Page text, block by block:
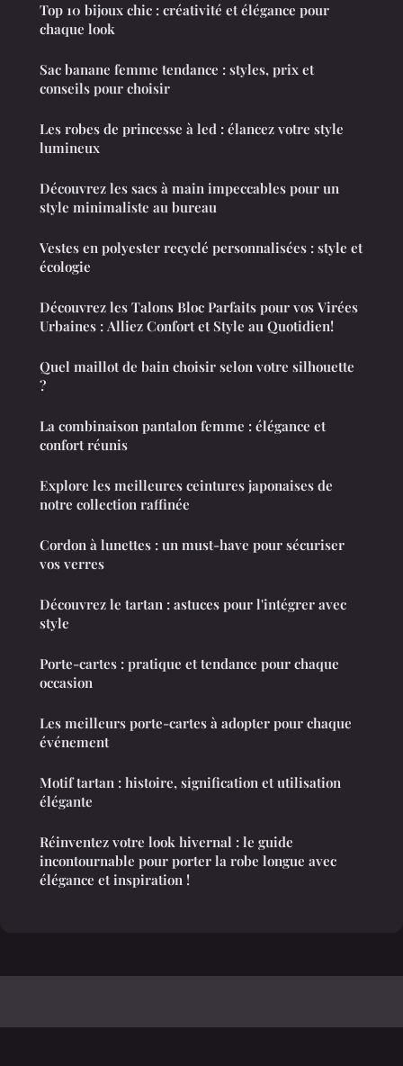
Top 10 bijoux chic : créativité et élégance pour
chaque look
Sac banane femme tendance : styles, prix et
conseils pour choisir
Les robes de princesse à led : élancez votre style
lumineux
Découvrez les sacs à main impeccables pour un
style minimaliste au bureau
Vestes en polyester recyclé personnalisées : style et
écologie
Découvrez les Talons Bloc Parfaits pour vos Virées
Urbaines : Alliez Confort et Style au Quotidien!
Quel maillot de bain choisir selon votre silhouette
?
La combinaison pantalon femme : élégance et
confort réunis
Explore les meilleures ceintures japonaises de
notre collection raffinée
Cordon à lunettes : un must-have pour sécuriser
vos verres
Découvrez le tartan : astuces pour l'intégrer avec
style
Porte-cartes : pratique et tendance pour chaque
occasion
Les meilleurs porte-cartes à adopter pour chaque
événement
Motif tartan : histoire, signification et utilisation
élégante
Réinventez votre look hivernal : le guide
incontournable pour porter la robe longue avec
élégance et inspiration !
Leslucettes